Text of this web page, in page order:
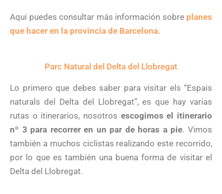
Aquí puedes consultar más información sobre planes
que hacer en la provincia de Barcelona.
Parc Natural del Delta del Llobregat
Lo primero que debes saber para visitar els “Espais
naturals del Delta del Llobregat”, es que hay varias
rutas o itinerarios, nosotros escogimos el itinerario
nº 3 para recorrer en un par de horas a pie. Vimos
también a muchos ciclistas realizando este recorrido,
por lo que es también una buena forma de visitar el
Delta del Llobregat.